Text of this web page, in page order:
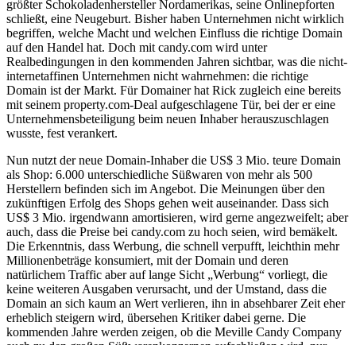
größter Schokoladenhersteller Nordamerikas, seine Onlinepforten
schließt, eine Neugeburt. Bisher haben Unternehmen nicht wirklich
begriffen, welche Macht und welchen Einfluss die richtige Domain
auf den Handel hat. Doch mit candy.com wird unter
Realbedingungen in den kommenden Jahren sichtbar, was die nicht-
internetaffinen Unternehmen nicht wahrnehmen: die richtige
Domain ist der Markt. Für Domainer hat Rick zugleich eine bereits
mit seinem property.com-Deal aufgeschlagene Tür, bei der er eine
Unternehmensbeteiligung beim neuen Inhaber herauszuschlagen
wusste, fest verankert.
Nun nutzt der neue Domain-Inhaber die US$ 3 Mio. teure Domain
als Shop: 6.000 unterschiedliche Süßwaren von mehr als 500
Herstellern befinden sich im Angebot. Die Meinungen über den
zukünftigen Erfolg des Shops gehen weit auseinander. Dass sich
US$ 3 Mio. irgendwann amortisieren, wird gerne angezweifelt; aber
auch, dass die Preise bei candy.com zu hoch seien, wird bemäkelt.
Die Erkenntnis, dass Werbung, die schnell verpufft, leichthin mehr
Millionenbeträge konsumiert, mit der Domain und deren
natürlichem Traffic aber auf lange Sicht „Werbung“ vorliegt, die
keine weiteren Ausgaben verursacht, und der Umstand, dass die
Domain an sich kaum an Wert verlieren, ihn in absehbarer Zeit eher
erheblich steigern wird, übersehen Kritiker dabei gerne. Die
kommenden Jahre werden zeigen, ob die Meville Candy Company